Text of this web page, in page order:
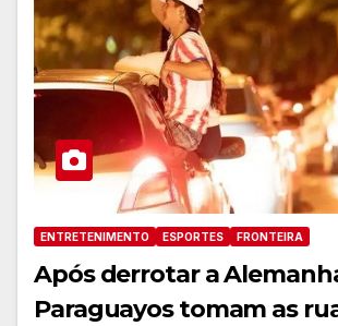
ENTRETENIMENTO ESPORTES FRONTEIRA
Após derrotar a
Paraguayos tomam as